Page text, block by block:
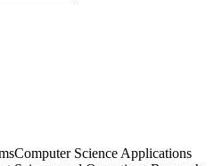
Computer Science Applications